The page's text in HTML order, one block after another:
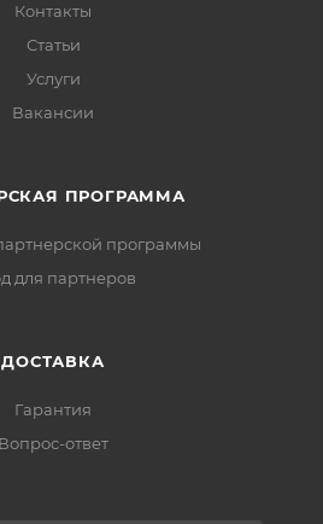
Контакты
Статьи
Услуги
Вакансии
ПРОГРАММА
программы
для партнеров
ДОСТАВКА
Гарантия
Вопрос-ответ